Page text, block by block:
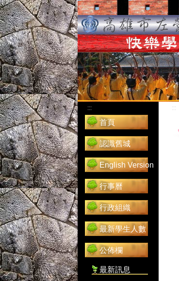
:::
首頁
認識舊城
English Version
行事曆
行政組織
最新學生人數
公佈欄
最新訊息
:::